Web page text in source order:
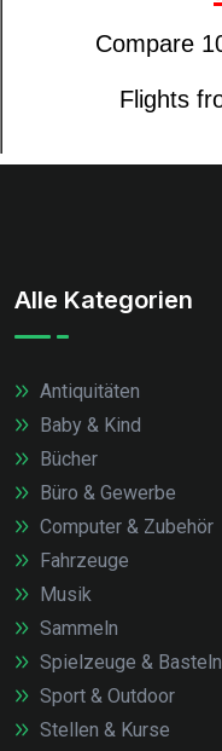
Alle Kategorien
Antiquitäten
Baby & Kind
Bücher
Büro & Gewerbe
Computer & Zubehör
Fahrzeuge
Musik
Sammeln
Spielzeuge & Basteln
Sport & Outdoor
Stellen & Kurse